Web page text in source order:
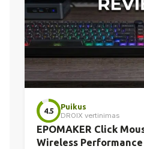
4.5
Puikus
DROIX vertinimas
EPOMAKER Click
Wireless Performance